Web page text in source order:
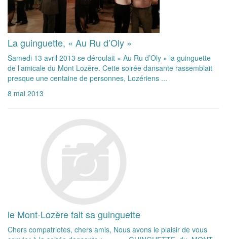
La guinguette, « Au Ru d’Oly »
Samedi 13 avril 2013 se déroulait « Au Ru d’Oly » la guinguette
de l’amicale du Mont Lozère. Cette soirée dansante rassemblait
presque une centaine de personnes, Lozériens ...
8 mai 2013
le Mont-Lozère fait sa guinguette
Chers compatriotes, chers amis, Nous avons le plaisir de vous